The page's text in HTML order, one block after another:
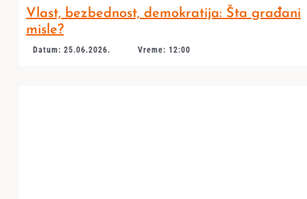
Vlast, bezbednost, demokratija: Šta građani
misle?
Datum: 25.06.2026. Vreme: 12:00